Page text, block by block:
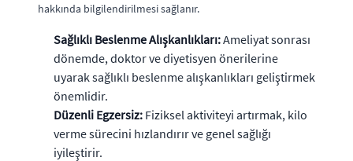
hakkında bilgilendirilmesi sağlanır.
Sağlıklı Beslenme Alışkanlıkları:Ameliyat sonrası
dönemde, doktor ve diyetisyen önerilerine
uyarak sağlıklı beslenme alışkanlıkları geliştirmek
önemlidir.
Düzenli Egzersiz: Fiziksel aktiviteyi artırmak, kilo
verme sürecini hızlandırır ve genel sağlığı
iyileştirir.